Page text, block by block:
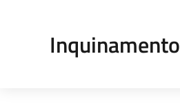
Inquinamento